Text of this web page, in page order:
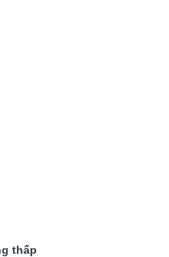
thấp